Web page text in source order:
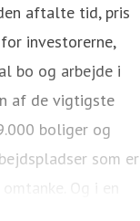
aftalte tid, pris
investorerne,
bo og arbejde i
af de vigtigste
boliger og
som er
Og i en